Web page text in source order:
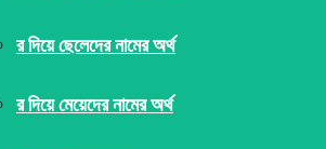
র দিয়ে ছেলেদের নামের অর্থ
র দিয়ে মেয়েদের নামের অর্থ